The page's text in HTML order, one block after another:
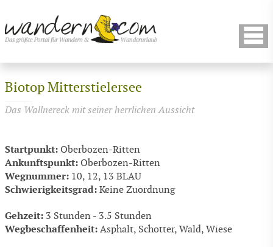
Biotop Mitterstielersee
Das Wallnereck mit seiner herrlichen Aussicht
Startpunkt: Oberbozen-Ritten
Ankunftspunkt: Oberbozen-Ritten
Wegnummer: 10, 12, 13 BLAU
Schwierigkeitsgrad: Keine Zuordnung
Gehzeit: 3 Stunden - 3.5 Stunden
Wegbeschaffenheit: Asphalt, Schotter, Wald, Wiese